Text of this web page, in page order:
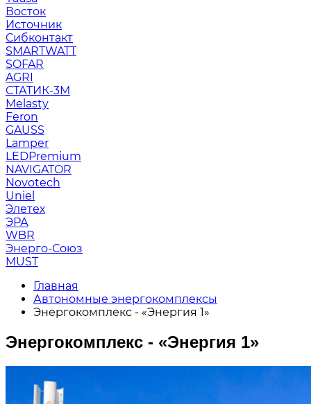
Восток
Источник
Сибконтакт
SMARTWATT
SOFAR
AGRI
СТАТИК-3М
Melasty
Feron
GAUSS
Lamper
LEDPremium
NAVIGATOR
Novotech
Uniel
Элетех
ЭРА
WBR
Энерго-Союз
MUST
Главная
Автономные энергокомплексы
Энергокомплекс - «Энергия 1»
Энергокомплекс - «Энергия 1»